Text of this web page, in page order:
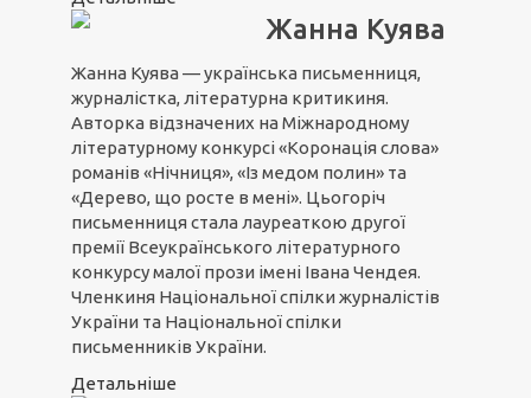
Жанна Куява
Жанна Куява — українська письменниця,
журналістка, літературна критикиня.
Авторка відзначених на Міжнародному
літературному конкурсі «Коронація слова»
романів «Нічниця», «Із медом полин» та
«Дерево, що росте в мені». Цьогоріч
письменниця стала лауреаткою другої
премії Всеукраїнського літературного
конкурсу малої прози імені Івана Чендея.
Членкиня Національної спілки журналістів
України та Національної спілки
письменників України.
Детальніше